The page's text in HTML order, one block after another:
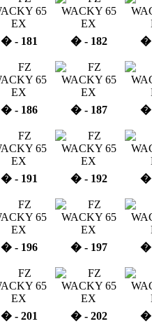
� - 181 � - 182 �
� - 186 � - 187 �
� - 191 � - 192 �
� - 196 � - 197 �
� - 201 � - 202 �